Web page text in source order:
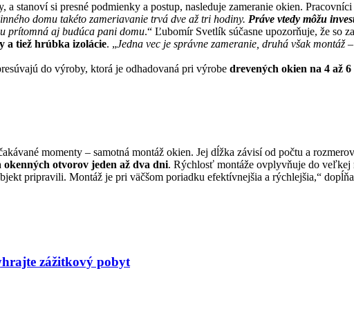
stanoví si presné podmienky a postup, nasleduje zameranie okien.
domu takéto zameriavanie trvá dve až tri hodiny. Práve vtedy môžu
prítomná aj budúca pani domu.“ Ľubomír Svetlík súčasne upozorňuje, že so
a tiež hrúbka izolácie. „Jedna vec je správne zameranie, druhá však montáž
do výroby, ktorá je odhadovaná pri výrobe drevených okien na 4 až
momenty – samotná montáž okien. Jej dĺžka závisí od počtu a
otvorov jeden až dva dni. Rýchlosť montáže ovplyvňuje do veľkej
pripravili. Montáž je pri väčšom poriadku efektívnejšia a rýchlejšia,“
zážitkový pobyt